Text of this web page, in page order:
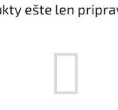
ešte len